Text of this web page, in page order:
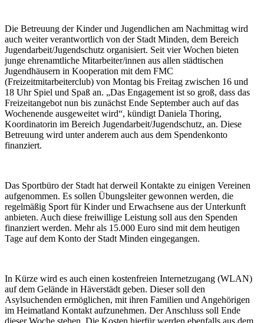
Die Betreuung der Kinder und Jugendlichen am Nachmittag wird
auch weiter verantwortlich von der Stadt Minden, dem Bereich
Jugendarbeit/Jugendschutz organisiert. Seit vier Wochen bieten
junge ehrenamtliche Mitarbeiter/innen aus allen städtischen
Jugendhäusern in Kooperation mit dem FMC
(Freizeitmitarbeiterclub) von Montag bis Freitag zwischen 16 und
18 Uhr Spiel und Spaß an. „Das Engagement ist so groß, dass das
Freizeitangebot nun bis zunächst Ende September auch auf das
Wochenende ausgeweitet wird“, kündigt Daniela Thoring,
Koordinatorin im Bereich Jugendarbeit/Jugendschutz, an. Diese
Betreuung wird unter anderem auch aus dem Spendenkonto
finanziert.
Das Sportbüro der Stadt hat derweil Kontakte zu einigen Vereinen
aufgenommen. Es sollen Übungsleiter gewonnen werden, die
regelmäßig Sport für Kinder und Erwachsene aus der Unterkunft
anbieten. Auch diese freiwillige Leistung soll aus den Spenden
finanziert werden. Mehr als 15.000 Euro sind mit dem heutigen
Tage auf dem Konto der Stadt Minden eingegangen.
In Kürze wird es auch einen kostenfreien Internetzugang (WLAN)
auf dem Gelände in Häverstädt geben. Dieser soll den
Asylsuchenden ermöglichen, mit ihren Familien und Angehörigen
im Heimatland Kontakt aufzunehmen. Der Anschluss soll Ende
dieser Woche stehen. Die Kosten hierfür werden ebenfalls aus dem